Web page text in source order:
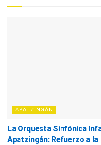
APATZINGÁN
La Orquesta Sinfónica
Apatzingán: Refuerzo a